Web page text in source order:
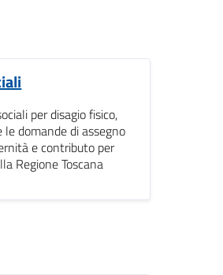
per disagio fisico,
domande di assegno
e contributo per
Regione Toscana